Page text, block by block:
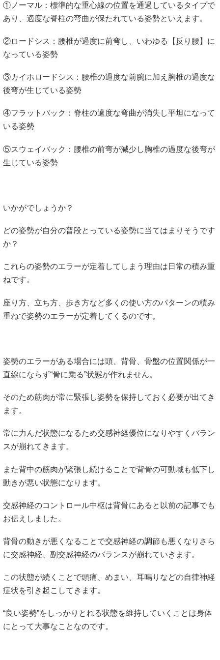
①ノーマル：標準的な重心線の位置を通過しているタイプで
あり、適度な脊柱の弯曲が保たれている姿勢といえます。
②ロードシス：腰椎が過度に前弯し、いわゆる【反り腰】に
なっている姿勢
③カイホロードシス：腰椎の過度な前腕に加え胸椎の過度な
後弯が生じている姿勢
④フラットバック：脊柱の適度な弯曲が消失し平坦になって
いる姿勢
⑤スウェイバック：腰椎の前弯が減少し胸椎の過度な後弯が
生じている姿勢
いかがでしょうか？
どの姿勢が自分の普段とっている姿勢に当てはまりそうです
か？
これらの姿勢のエラーが定着してしまう理由は日常の積み重
ねです。
座り方、立ち方、歩き方など多くの使い方のパターンの積み
重ねで姿勢のエラーが定着してくるのです。
姿勢のエラーがある場合には頭、背骨、骨盤の位置関係が一
直線にならず“骨に乗る”状態が作れません。
そのため筋肉が常に緊張し姿勢を保持しておく必要が出てき
ます。
常に力んだ状態になるため交感神経優位になりやすくバラン
スが崩れてきます。
また背中の筋肉が緊張し続けることで背骨の可動域も低下し
動きが悪い状態になります。
交感神経のコントロール中枢は背骨にあると以前の記事でも
お伝えしました。
背骨の動きが悪くなることで交感神経の調節も悪くなりさら
に交感神経、副交感神経のバランスが崩れていきます。
この状態が続くことで頭痛、めまい、耳鳴りなどの自律神経
症状を引き起こしてきます。
“良い姿勢”をしっかりとれる状態を維持していくことは身体
にとって大事なことなのです。